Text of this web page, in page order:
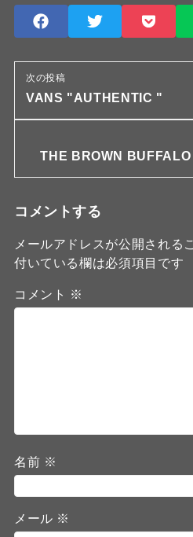
次の投稿
VANS "AUTHENTIC "
THE BROWN
コメントする
メールアドレスが公開される
付いている欄は必須項目です
コメント ※
名前 ※
メール ※